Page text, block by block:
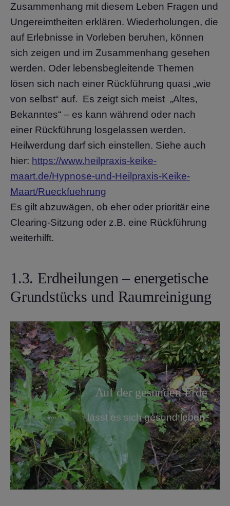
Zusammenhang mit diesem Leben Fragen und
Ungereimtheiten erklären. Wiederholungen, die
auf Erlebnisse in Vorleben beruhen, können
sich zeigen und im Zusammenhang gesehen
werden. Oder lebensbegleitende Themen
lösen sich nach einer Rückführung quasi „wie
von selbst“ auf. Es zeigt sich meist „Altes,
Bekanntes“ – es kann während oder nach
einer Rückführung losgelassen werden.
Heilwerdung darf sich einstellen. Siehe auch
hier: https://www.heilpraxis-keike-
maart.de/Hypnose-und-Heilpraxis-Keike-
Maart/Rueckfuehrung
Es gilt abzuwägen, ob eher oder prioritär eine
Clearing-Sitzung oder z.B. eine Rückführung
weiterhilft.
1.3. Erdheilungen – energetische
Grundstücks und Raumreinigung
Auf der gesunden Erde
lässt es sich gesund leben.